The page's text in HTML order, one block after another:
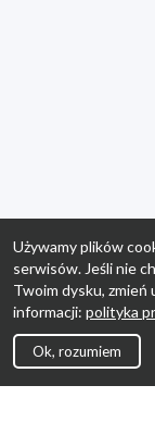
Używamy plików
serwisów. Jeśli nie
Twoim dysku,
informacji: polityka
Ok, rozumiem